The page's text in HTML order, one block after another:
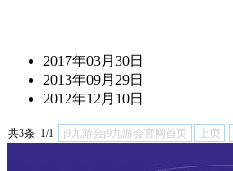
2017年03月30日
2013年09月29日
2012年12月10日
共3条 1/1 j9九游会j9九游会官网首页 上页